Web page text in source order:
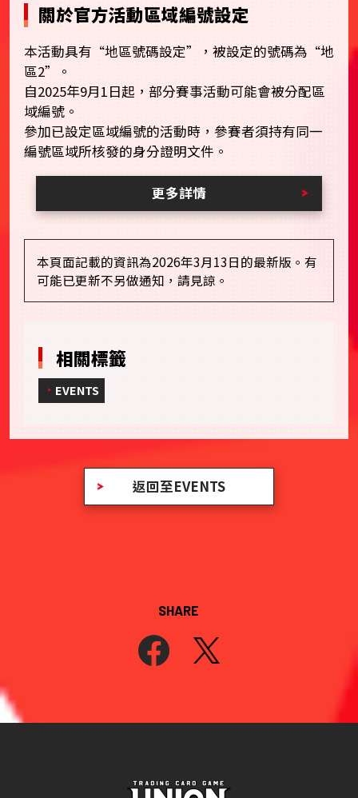
關於官方活動區域編號設定
本活動具有“地區號碼設定”，被設定的號碼為“地
區2”。
自2025年9月1日起，部分賽事活動可能會被分配區
域編號。
參加已設定區域編號的活動時，參賽者須持有同一
編號區域所核發的身分證明文件。
更多詳情
本頁面記載的資訊為2026年3月13日的最新版。有
可能已更新不另做通知，請見諒。
相關標籤
EVENTS
返回至EVENTS
SHARE